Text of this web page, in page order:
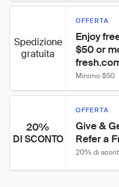
Spedizione
gratuita
OFFERTA
Enjoy
$50 or
Minimo $50
20%
DI SCONTO
OFFERTA
Give &
Refer a
20% di